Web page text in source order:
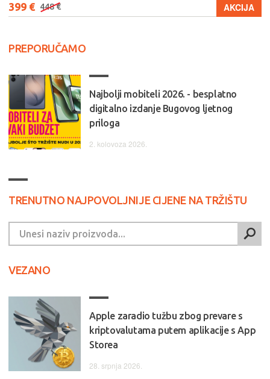
399 € 448 € AKCIJA
PREPORUČAMO
Najbolji mobiteli 2026. - besplatno
digitalno izdanje Bugovog ljetnog
priloga
2. kolovoza 2026.
TRENUTNO NAJPOVOLJNIJE CIJENE NA TRŽIŠTU
VEZANO
Apple zaradio tužbu zbog prevare s
kriptovalutama putem aplikacije s App
Storea
28. srpnja 2026.